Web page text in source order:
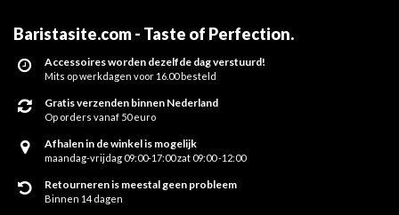
Baristasite.com - Taste of Perfection.
Accessoires worden dezelfde dag verstuurd!
Mits op werkdagen voor 16.00 besteld
Gratis verzenden binnen Nederland
Op orders vanaf 50 euro
Afhalen in de winkel is mogelijk
maandag-vrijdag 09:00-17:00 zat 09:00 -12:00
Retourneren is meestal geen probleem
Binnen 14 dagen